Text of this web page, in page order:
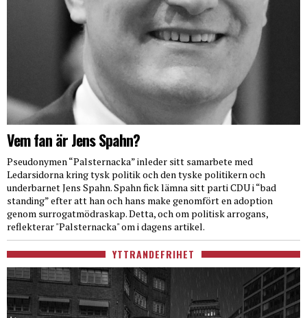
Vem fan är Jens Spahn?
Pseudonymen “Palsternacka” inleder sitt samarbete med
Ledarsidorna kring tysk politik och den tyske politikern och
underbarnet Jens Spahn. Spahn fick lämna sitt parti CDU i “bad
standing” efter att han och hans make genomfört en adoption
genom surrogatmödraskap. Detta, och om politisk arrogans,
reflekterar "Palsternacka" om i dagens artikel.
YTTRANDEFRIHET